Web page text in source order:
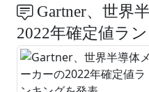
Gartner、世界
2022年確定値ラ